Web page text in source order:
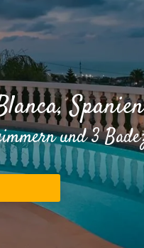
Spanien
und 3